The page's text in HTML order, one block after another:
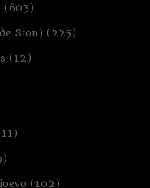
(603)
Sion) (225)
(12)
(102)